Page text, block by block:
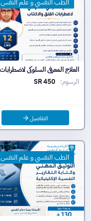
الطب النفسي و علم النفس
الرسوم: SR 450
التفاصيل
الطب النفسي و علم النفس